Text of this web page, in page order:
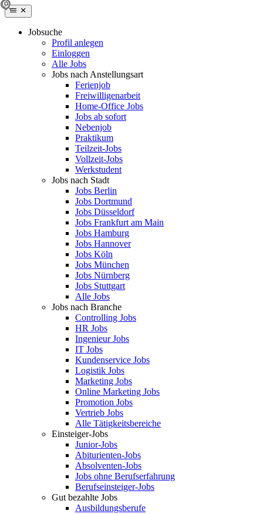
Jobsuche
Profil anlegen
Einloggen
Alle Jobs
Jobs nach Anstellungsart
Ferienjob
Freiwilligenarbeit
Home-Office Jobs
Jobs ab sofort
Nebenjob
Praktikum
Teilzeit-Jobs
Vollzeit-Jobs
Werkstudent
Jobs nach Stadt
Jobs Berlin
Jobs Dortmund
Jobs Düsseldorf
Jobs Frankfurt am Main
Jobs Hamburg
Jobs Hannover
Jobs Köln
Jobs München
Jobs Nürnberg
Jobs Stuttgart
Alle Jobs
Jobs nach Branche
Controlling Jobs
HR Jobs
Ingenieur Jobs
IT Jobs
Kundenservice Jobs
Logistik Jobs
Marketing Jobs
Online Marketing Jobs
Promotion Jobs
Vertrieb Jobs
Alle Tätigkeitsbereiche
Einsteiger-Jobs
Junior-Jobs
Abiturienten-Jobs
Absolventen-Jobs
Jobs ohne Berufserfahrung
Berufseinsteiger-Jobs
Gut bezahlte Jobs
Ausbildungsberufe